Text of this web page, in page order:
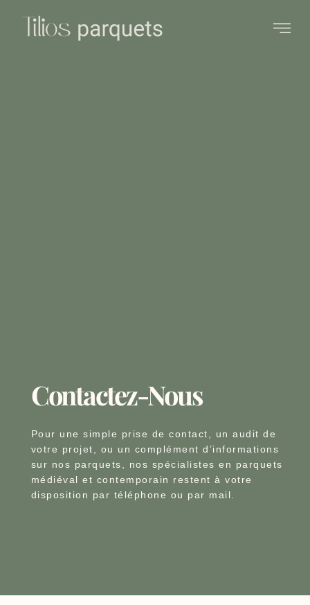
Contactez-Nous
Pour une simple prise de contact, un audit de
votre projet, ou un complément d’informations
sur nos parquets, nos spécialistes en parquets
médiéval et contemporain restent à votre
disposition par téléphone ou par mail.